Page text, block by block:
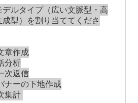
ルタイプ（広い文脈型・高
型）を割り当ててくださ
章作成
分析
次返信
ーの下地作成
- 売上明細の週次集計